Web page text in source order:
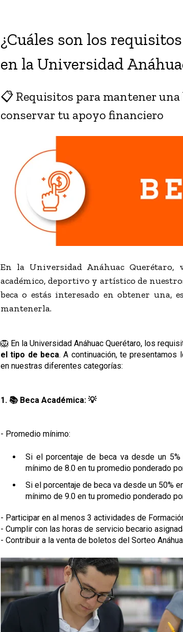
¿Cuáles son los
en la Universidad
📋 Requisitos para mantener
conservar tu apoyo financiero
En la Universidad Anáhuac
académico, deportivo y artístico de
beca o estás interesado en obtener una,
mantenerla.
🦁 En la Universidad Anáhuac Querétaro, los
el tipo de beca. A continuación, te presentamos
en nuestras diferentes categorías:
1. 📚 Beca Académica: 💡
- Promedio mínimo:
Si el porcentaje de beca va desde un
mínimo de 8.0 en tu promedio ponderado
Si el porcentaje de beca va desde un 50%
mínimo de 9.0 en tu promedio ponderado
- Participar en al menos 3 actividades de
- Cumplir con las horas de servicio becario
- Contribuir a la venta de boletos del Sorteo